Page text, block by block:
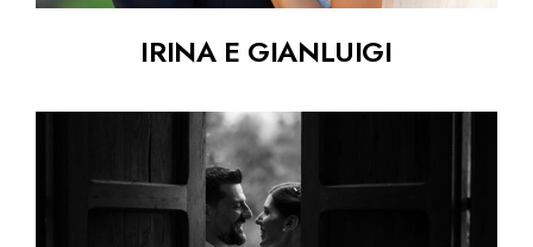
IRINA E GIANLUIGI